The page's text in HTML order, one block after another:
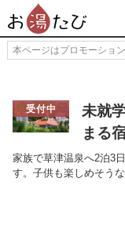
本ページはプロモーショ
受付中
未就
まる
家族で草津温泉へ2泊3
す。子供も楽しめそう